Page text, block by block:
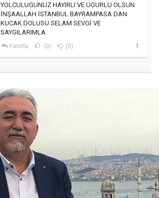
YOLCULUGUNUZ HAYIRLI VE UGURLU OLSUN
İNŞAALLAH İSTANBUL BAYRAMPASA DAN
KUCAK DOLUSU SELAM SEVGİ VE
SAYGILARIMLA
Yanıtla (0) (0)